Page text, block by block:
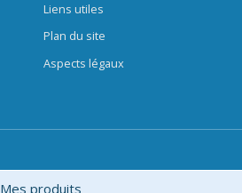
Liens utiles
Plan du site
Aspects légaux
Mes produits